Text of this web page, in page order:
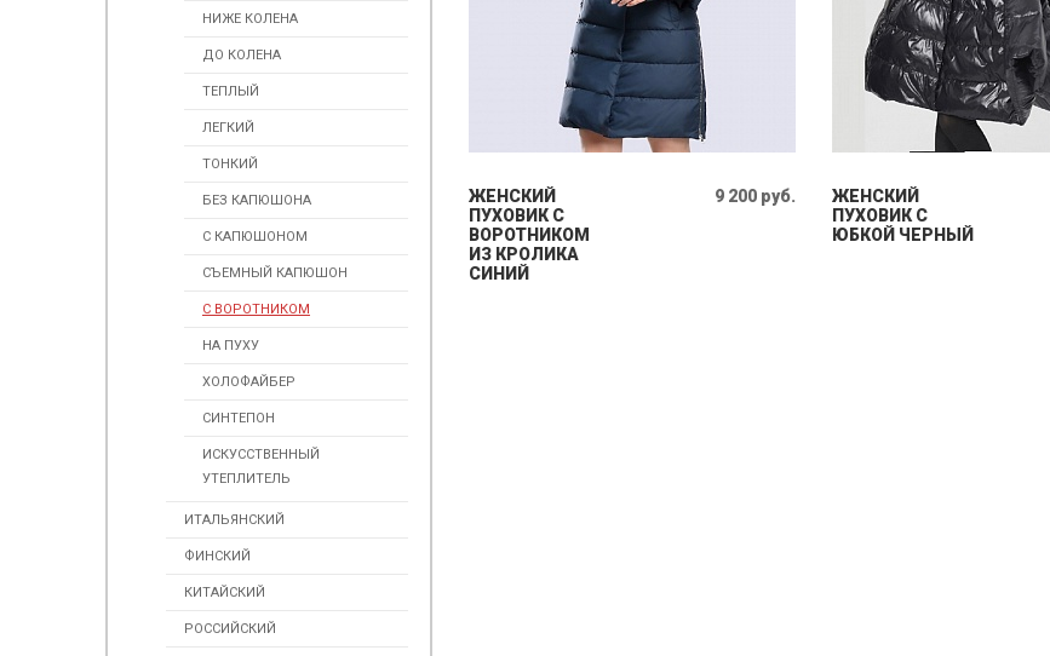
НИЖЕ КОЛЕНА
ДО КОЛЕНА
ТЕПЛЫЙ
ЛЕГКИЙ
ТОНКИЙ
БЕЗ КАПЮШОНА
С КАПЮШОНОМ
СЪЕМНЫЙ КАПЮШОН
С ВОРОТНИКОМ
НА ПУХУ
ХОЛОФАЙБЕР
СИНТЕПОН
ИСКУССТВЕННЫЙ
УТЕПЛИТЕЛЬ
ИТАЛЬЯНСКИЙ
ФИНСКИЙ
КИТАЙСКИЙ
РОССИЙСКИЙ
ЖЕНСКИЙ
ПУХОВИК С
ВОРОТНИКОМ
ИЗ КРОЛИКА
СИНИЙ
9 200 руб.
ЖЕНСКИЙ
ПУХОВИК С
ЮБКОЙ ЧЕРНЫЙ